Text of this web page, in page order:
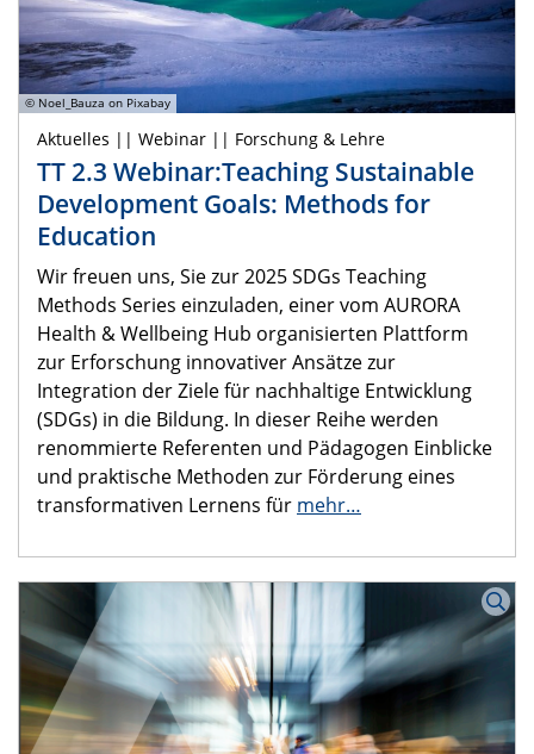
© Noel_Bauza on Pixabay
Aktuelles || Webinar || Forschung & Lehre
TT 2.3 Webinar:Teaching Sustainable
Development Goals: Methods for
Education
Wir freuen uns, Sie zur 2025 SDGs Teaching
Methods Series einzuladen, einer vom AURORA
Health & Wellbeing Hub organisierten Plattform
Integration der Ziele für nachhaltige Entwicklung
(SDGs) in die Bildung. In dieser Reihe werden
renommierte Referenten und Pädagogen Einblicke
und praktische Methoden zur Förderung eines
transformativen Lernens fürmehr…